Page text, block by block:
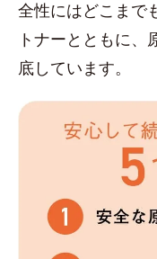
全性にはどこまで
トナーとともに、
底しています。